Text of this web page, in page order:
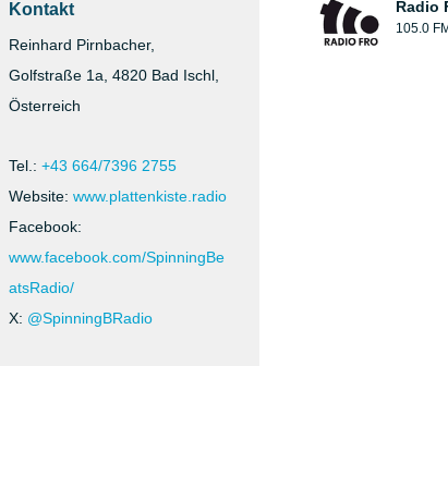
Kontakt
Reinhard Pirnbacher,
Golfstraße 1a, 4820 Bad Ischl,
Österreich
Tel.: +43 664/7396 2755
Website: www.plattenkiste.radio
Facebook:
www.facebook.com/SpinningBe
atsRadio/
X: @SpinningBRadio
Radio
105.0 FM